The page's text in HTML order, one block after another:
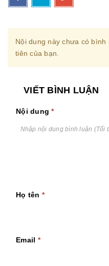
Nội dung này chưa có
tiên của bạn.
VIẾT BÌNH LUẬN
Nội dung*
Họ tên *
Email *